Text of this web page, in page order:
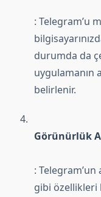
: Telegram’u
durumda da
uygulamanın
belirlenir.
Görünürlük
:
gibi özellikleri